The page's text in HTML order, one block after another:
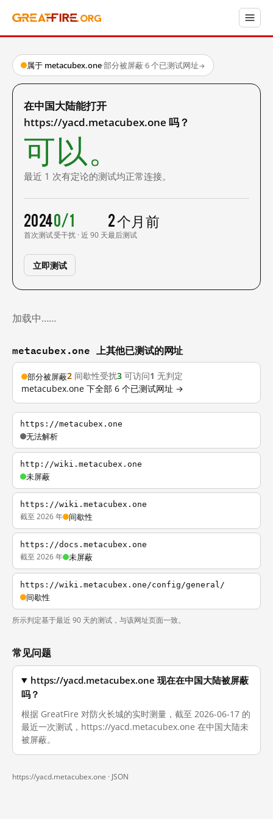
属于 metacubex.one·部分被屏蔽·6 个已测试网址→
在中国大陆能打开
https://yacd.metacubex.one 吗？
可以。
最近 1 次有定论的测试均正常连接。
2024
首次测试
0/1
受干扰 · 近 90 天
2 个月前
最后测试
立即测试
加载中……
metacubex.one 上其他已测试的网址
部分被屏蔽2 间歇性受扰3 可访问1 无判定
metacubex.one 下全部 6 个已测试网址 →
https://metacubex.one
无法解析
http://wiki.metacubex.one
未屏蔽
https://wiki.metacubex.one
截至 2026 年 间歇性
https://docs.metacubex.one
截至 2026 年 未屏蔽
https://wiki.metacubex.one/config/general/
间歇性
所示判定基于最近 90 天的测试，与该网址页面一致。
常见问题
https://yacd.metacubex.one 现在在中国大陆被屏蔽
吗？
根据 GreatFire 对防火长城的实时测量，截至 2026-06-17 的
最近一次测试，https://yacd.metacubex.one 在中国大陆未
被屏蔽。
https://yacd.metacubex.one · JSON